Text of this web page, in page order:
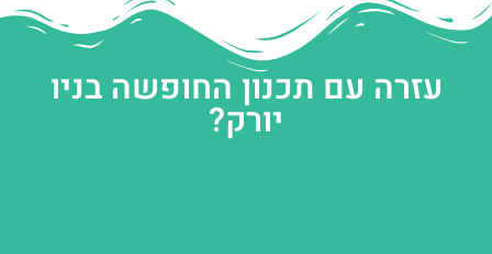
עזרה עם תכנון החופשה בניו
יורק?